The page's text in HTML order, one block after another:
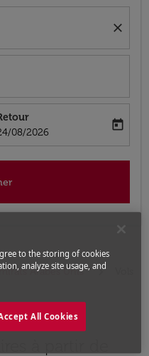
close
booking-return-date-aria-label
08/2026
today
Arabes Unis
to the storing of cookies
analyze site usage, and
All Cookies